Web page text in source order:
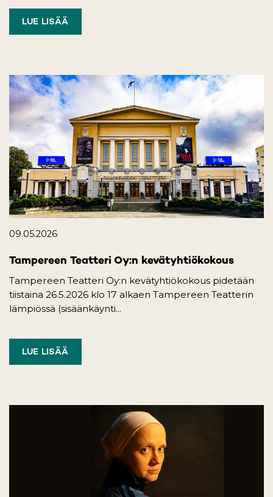
LUE LISÄÄ
09.05.2026
Tampereen Teatteri Oy:n kevätyhtiökokous
Tampereen Teatteri Oy:n kevätyhtiökokous pidetään
tiistaina 26.5.2026 klo 17 alkaen Tampereen Teatterin
lämpiössä (sisäänkäynti...
LUE LISÄÄ